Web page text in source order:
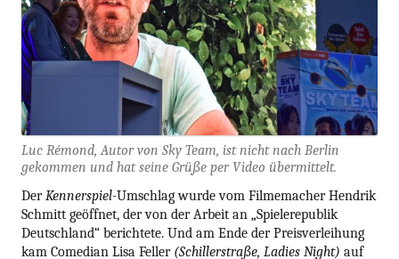
Luc Rémond, Autor von Sky Team, ist nicht nach Berlin
gekommen und hat seine Grüße per Video übermittelt.
DerKennerspiel-Umschlag wurde vom Filmemacher Hendrik
Schmitt geöffnet, der von der Arbeit an „Spielerepublik
Deutschland“ berichtete. Und am Ende der Preisverleihung
kam Comedian Lisa Feller (Schillerstraße, Ladies Night) auf